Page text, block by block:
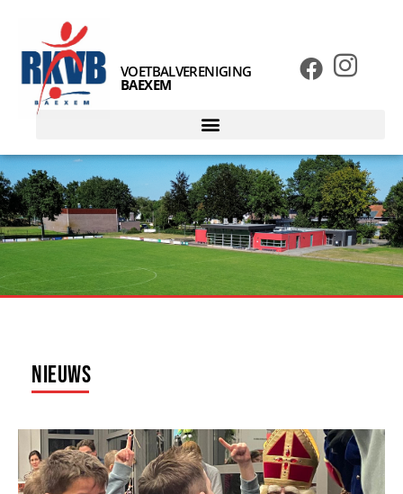
VOETBALVERENIGING
BAEXEM
Nieuws